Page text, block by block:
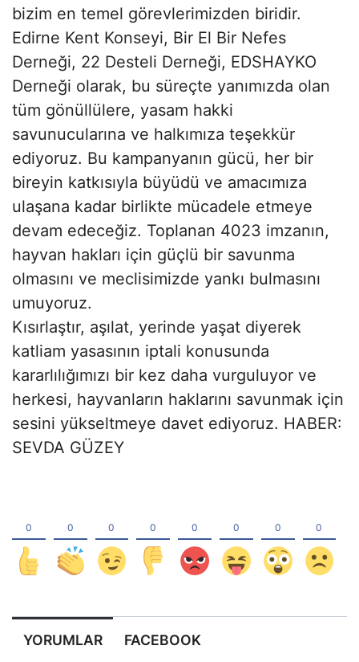
bizim en temel görevlerimizden biridir.
Edirne Kent Konseyi, Bir El Bir Nefes
Derneği, 22 Desteli Derneği, EDSHAYKO
Derneği olarak, bu süreçte yanımızda olan
tüm gönüllülere, yasam hakki
savunucularına ve halkımıza teşekkür
ediyoruz. Bu kampanyanın gücü, her bir
bireyin katkısıyla büyüdü ve amacımıza
ulaşana kadar birlikte mücadele etmeye
devam edeceğiz. Toplanan 4023 imzanın,
hayvan hakları için güçlü bir savunma
olmasını ve meclisimizde yankı bulmasını
umuyoruz.
Kısırlaştır, aşılat, yerinde yaşat diyerek
katliam yasasının iptali konusunda
kararlılığımızı bir kez daha vurguluyor ve
herkesi, hayvanların haklarını savunmak için
sesini yükseltmeye davet ediyoruz. HABER:
SEVDA GÜZEY
YORUMLAR FACEBOOK